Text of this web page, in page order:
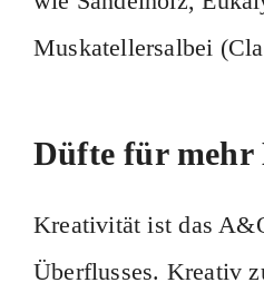
Muskatellersalbei
Düfte für
Kreativität ist das
Überflusses. Kreativ